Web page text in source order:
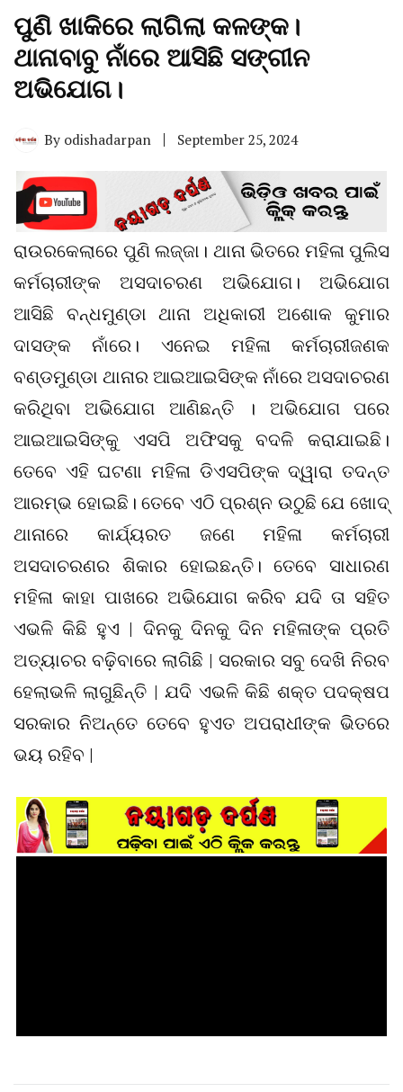
ପୁଣି ଖାକିରେ ଲାଗିଲା କଳଙ୍କ।
ଥାନାବାବୁ ନାଁରେ ଆସିଛି ସଙ୍ଗୀନ
ଅଭିଯୋଗ।
By odishadarpan September 25, 2024
ରାଉରକେଲାରେ ପୁଣି ଲଜ୍ଜା। ଥାନା ଭିତରେ ମହିଳା ପୁଲିସ
କର୍ମଚାରୀଙ୍କ ଅସଦାଚରଣ ଅଭିଯୋଗ। ଅଭିଯୋଗ
ଆସିଛି ବନ୍ଧମୁଣ୍ଡା ଥାନା ଅଧିକାରୀ ଅଶୋକ କୁମାର
ଦାସଙ୍କ ନାଁରେ। ଏନେଇ ମହିଳା କର୍ମଚାରୀଜଣକ
ବଣ୍ଡମୁଣ୍ଡା ଥାନାର ଆଇଆଇସିଙ୍କ ନାଁରେ ଅସଦାଚରଣ
କରିଥିବା ଅଭିଯୋଗ ଆଣିଛନ୍ତି । ଅଭିଯୋଗ ପରେ
ଆଇଆଇସିଙ୍କୁ ଏସପି ଅଫିସକୁ ବଦଳି କରାଯାଇଛି।
ତେବେ ଏହି ଘଟଣା ମହିଳା ଡିଏସପିଙ୍କ ଦ୍ୱାରା ତଦନ୍ତ
ଆରମ୍ଭ ହୋଇଛି। ତେବେ ଏଠି ପ୍ରଶ୍ନ ଉଠୁଛି ଯେ ଖୋଦ୍‌
ଥାନାରେ କାର୍ଯ୍ୟରତ ଜଣେ ମହିଳା କର୍ମଚାରୀ
ଅସଦାଚରଣର ଶିକାର ହୋଇଛନ୍ତି। ତେବେ ସାଧାରଣ
ମହିଳା କାହା ପାଖରେ ଅଭିଯୋଗ କରିବ ଯଦି ତା ସହିତ
ଏଭଳି କିଛି ହୁଏ | ଦିନକୁ ଦିନକୁ ଦିନ ମହିଳାଙ୍କ ପ୍ରତି
ଅତ୍ୟାଚର ବଢ଼ିବାରେ ଲାଗିଛି | ସରକାର ସବୁ ଦେଖି ନିରବ
ହେଲାଭଳି ଲାଗୁଛିନ୍ତି | ଯଦି ଏଭଳି କିଛି ଶକ୍ତ ପଦକ୍ଷପ
ସରକାର ନିଅନ୍ତେ ତେବେ ହୁଏତ ଅପରାଧୀଙ୍କ ଭିତରେ
ଭୟ ରହିବ |